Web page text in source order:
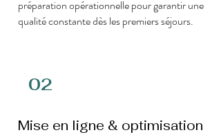
préparation opérationnelle pour garantir une
qualité constante dès les premiers séjours.
02
Mise en ligne & optimisation